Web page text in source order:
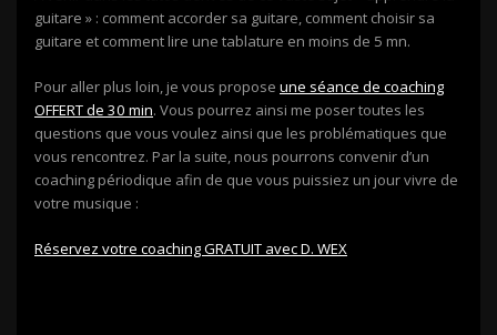
guitare » : comment accorder sa guitare, comment choisir sa
guitare et comment lire une tablature en moins de 5 mn.
Pour aller plus loin, je vous propose une séance de coaching
OFFERT de 30 min. Vous pourrez ainsi me poser toutes les
questions que vous voulez ainsi que les problématiques que
vous rencontrez. Par la suite, nous pourrons convenir d’un
coaching périodique afin de que vous puissiez un jour vivre de
votre musique :
Réservez votre coaching GRATUIT avec D. WEX